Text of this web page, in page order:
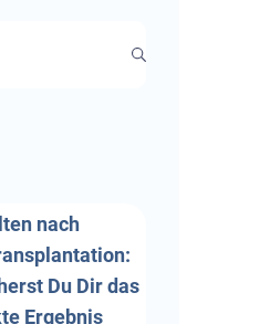
nach
Du Dir das
Ergebnis